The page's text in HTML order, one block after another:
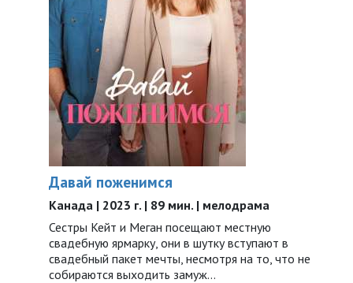
Давай поженимся
Канада | 2023 г. | 89 мин. | мелодрама
Сестры Кейт и Меган посещают местную
свадебную ярмарку, они в шутку вступают в
свадебный пакет мечты, несмотря на то, что не
собираются выходить замуж…